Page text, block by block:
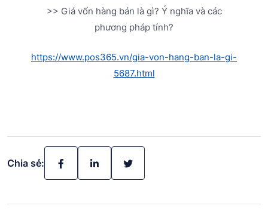
>> Giá vốn hàng bán là gì? Ý nghĩa và các
phương pháp tính?
https://www.pos365.vn/gia-von-hang-ban-la-gi-
5687.html
Chia sẻ: